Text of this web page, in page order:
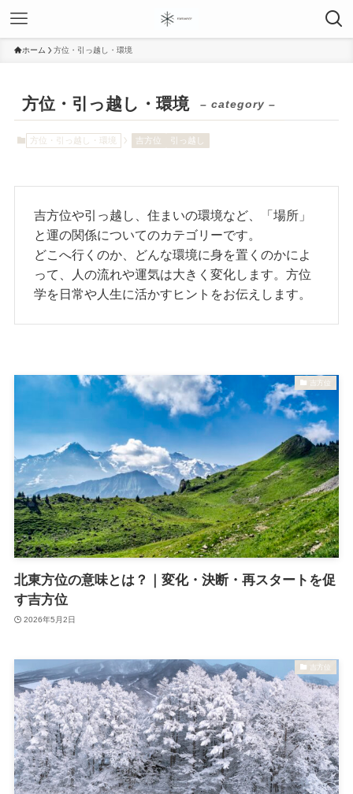
ホーム 方位・引っ越し・環境
方位・引っ越し・環境 – category –
方位・引っ越し・環境 吉方位 引っ越し
吉方位や引っ越し、住まいの環境など、「場所」
と運の関係についてのカテゴリーです。
どこへ行くのか、どんな環境に身を置くのかによ
って、人の流れや運気は大きく変化します。方位
学を日常や人生に活かすヒントをお伝えします。
吉方位
北東方位の意味とは？｜変化・決断・再スタートを促
す吉方位
2026年5月2日
吉方位